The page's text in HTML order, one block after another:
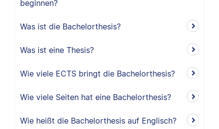
beginnen?
Was ist die Bachelorthesis?
Was ist eine Thesis?
Wie viele ECTS bringt die Bachelorthesis?
Wie viele Seiten hat eine Bachelorthesis?
Wie heißt die Bachelorthesis auf Englisch?